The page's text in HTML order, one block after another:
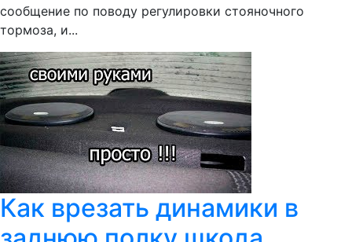
сообщение по поводу регулировки стояночного
тормоза, и...
Как врезать динамики в